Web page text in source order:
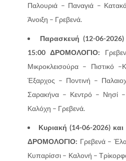
Παλουριά – Παναγιά –
Άνοιξη – Γρεβενά.
Παρασκευή (12-06-
15:00 ΔΡΟΜΟΛΟΓΙΟ:
Μικροκλεισούρα – Πιστικό
Έξαρχος – Ποντινή –
Σαρακήνα – Κεντρό – Νησί
Καλόχη – Γρεβενά.
Κυριακή (14-06-2026)
ΔΡΟΜΟΛΟΓΙΟ: Γρεβενά –
Κυπαρίσσι – Καλονή –